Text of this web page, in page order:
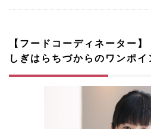
【フードコーディネーター】
しぎはらちづからのワンポイ